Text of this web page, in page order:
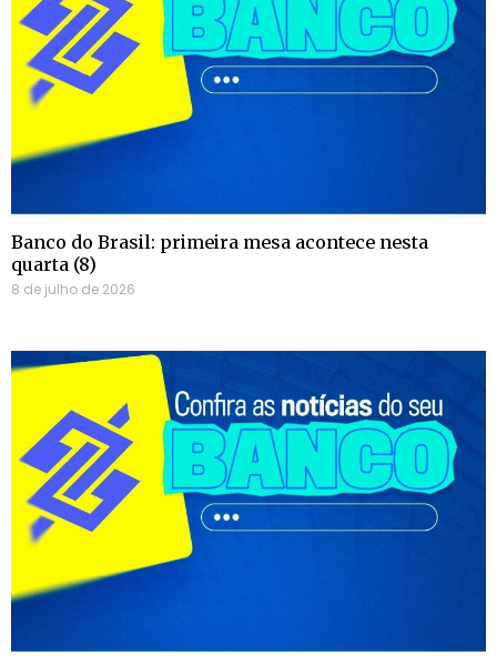
Banco do Brasil: primeira mesa acontece nesta
quarta (8)
8 de julho de 2026